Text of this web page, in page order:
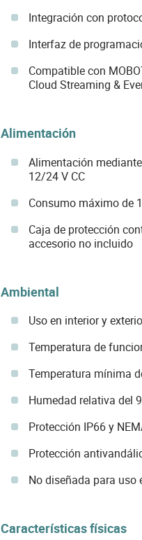
Integración con
Interfaz de
Compatible con
Cloud Streaming &
Alimentación
Alimentación
12/24 V CC
Consumo máximo de
Caja de protección
accesorio no incluido
Ambiental
Uso en interior y
Temperatura de
Temperatura mínima
Humedad relativa del
Protección IP66 y
Protección
No diseñada para uso
Características físicas